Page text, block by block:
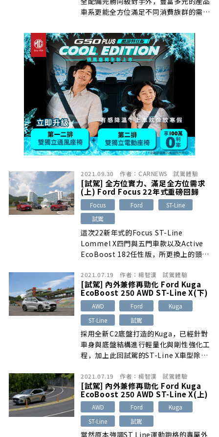
車系更能全方位滿足不同消費族群的需
帥氣動感的外型以及熱血操控樂趣，是年
輕性能車迷的最愛
2021.09.30 作者： CARNEWS 試駕體驗
[試駕] 全方位實力、滿足全方位需求
(上) Ford Focus 22年式重磅回歸
Focus Ford
ST-Line
試駕
這次22新年式的Focus ST-Line
Lommel X四門與五門車款以及Active
EcoBoost 182任性版，所更換上的頭燈
統」，在英國Ford的選配價格約台幣4萬
元，其規格與Focus ST Wagon相同
2021.07.19 作者： 楊智漢 試駕體驗
[試駕] 內外兼修再勁化 Ford Kuga
EcoBoost 250 AWD ST-Line X(下)
AWD Ford
Kuga
ST-Line
試駕
採用全新C2底盤打造的Kuga，已經針對
車身與底盤結構進行輕量化與剛性強化工
程，加上此回試駕的ST-Line X車型除車
進行運動化的調校設定，因此開起來不僅
沉穩且易掌控，尤其在蜿蜒山道中更展現
出靈活俐落的駕馭特性
2021.07.19 作者： 楊智漢 試駕體驗
[試駕] 內外兼修再勁化 Ford Kuga
EcoBoost 250 AWD ST-Line X(上)
AWD Ford
Kuga
ST-Line
試駕
當然原本強調ST Line運動跑格的專屬外